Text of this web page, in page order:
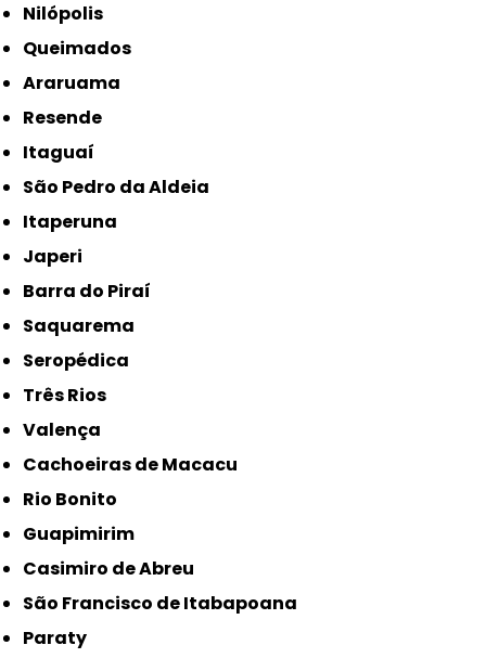
Nilópolis
Queimados
Araruama
Resende
Itaguaí
São Pedro da Aldeia
Itaperuna
Japeri
Barra do Piraí
Saquarema
Seropédica
Três Rios
Valença
Cachoeiras de Macacu
Rio Bonito
Guapimirim
Casimiro de Abreu
São Francisco de Itabapoana
Paraty